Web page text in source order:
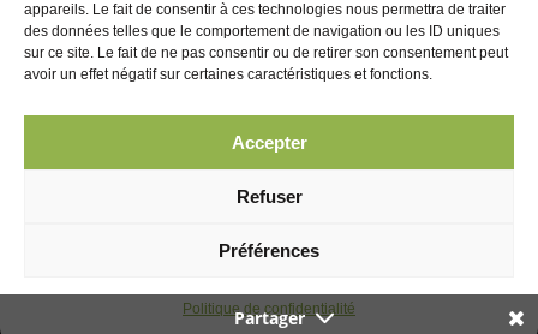
appareils. Le fait de consentir à ces technologies nous permettra de traiter
des données telles que le comportement de navigation ou les ID uniques
sur ce site. Le fait de ne pas consentir ou de retirer son consentement peut
avoir un effet négatif sur certaines caractéristiques et fonctions.
Accepter
Refuser
Préférences
Politique de confidentialité
Gérer le consentement aux témoins
© 2026 Journal Mobiles. Tous droits réservés. | Réalisation :
Partager